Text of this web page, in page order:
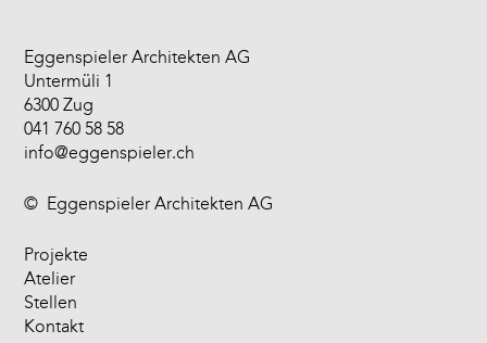
Eggenspieler Architekten AG
Untermüli 1
6300 Zug
041 760 58 58
info@eggenspieler.ch
© Eggenspieler Architekten AG
Projekte
Atelier
Stellen
Kontakt